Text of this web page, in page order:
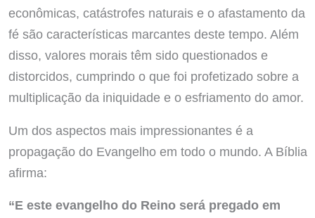
econômicas, catástrofes naturais e o afastamento da
fé são características marcantes deste tempo. Além
disso, valores morais têm sido questionados e
distorcidos, cumprindo o que foi profetizado sobre a
multiplicação da iniquidade e o esfriamento do amor.
Um dos aspectos mais impressionantes é a
propagação do Evangelho em todo o mundo. A Bíblia
afirma:
“E este evangelho do Reino será pregado em